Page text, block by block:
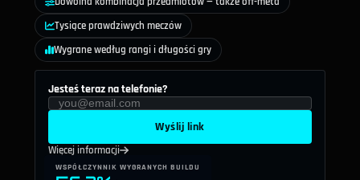
Tysiące prawdziwych meczów
Wygrane według rangi i długości gry
Jesteś teraz na telefonie?
Wyślij link
Więcej informacji
WSPÓŁCZYNNIK WYGRANYCH BUILDU